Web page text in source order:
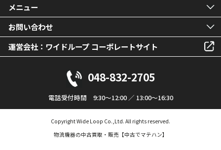
メニュー
お問い合わせ
運営会社：ワイドループ コーポレートサイト
048-832-2705
電話受付時間 9:30～12:00 ／ 13:00～16:30
Copyright Wide Loop Co.,Ltd. All rights reserved.
物流機器の中古買取・販売【中古でマテハン】